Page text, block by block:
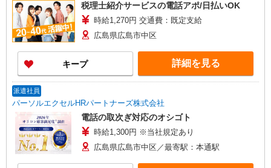
税理士紹介サービスの電話アポ/日払いOK
時給1,270円 交通費：既定支給
広島県広島市中区
キープ 詳細を見る
派遣社員
パーソルエクセルHRパートナーズ株式会社
電話の取次ぎ対応のオシゴト
時給1,300円 ※当社規定あり
広島県広島市中区／最寄駅：本通駅